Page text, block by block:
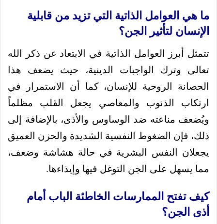
ما هي العوامل الذاتية التي تزيد من قابلية
الإنسان لتأثير الجن؟
تتمثل أبرز العوامل الذاتية في الابتعاد عن ذكر الله
تعالى وترك الواجبات الدينية، حيث يضعف هذا
الحصانة الروحية للإنسان، كما أن الاستمرار في
ارتكاب الذنوب والمعاصي يجعل القلب مظلماً
ويُضعف مناعته ضد الوساوس والأذى، بالإضافة إلى
ذلك، فإن الضغوط النفسية الشديدة والحزن العميق
يجعلان النفس البشرية في حالة هشاشة وضعف،
مما يسهل على الجن التوغل فيها وإيذاءها.
كيف تفتح الممارسات الخاطئة الباب أمام
أذى الجن؟